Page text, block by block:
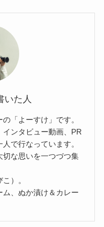
いた人
「よーすけ」です。
ンタビュー動画、PR
で行なっています。
切な思いを一つづつ集
）。
、ぬか漬け＆カレー